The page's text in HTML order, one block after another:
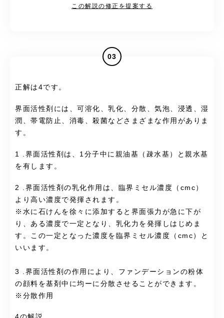
この解説の修正を提案する
03
正解は4です。
界面活性剤には、可溶化、乳化、分散、気泡、浸透、湿
潤、帯電防止、消毒、殺菌などさまざまな作用がありま
す。
1 .界面活性剤は、1分子中に親油基（疎水基）と親水基
を有します。
2 .界面活性剤の乳化作用は、臨界ミセル濃度（cmc）
より高い濃度で発揮されます。
※ 水に石けんを徐々に添加すると界面張力が急に下が
り、ある濃度で一定となり、乳化力を発揮しはじめま
す。
この一定となった濃度を臨界ミセル濃度（cmc）と
いいます。
3 .界面活性剤の作用により、ファンデーションの粉体
の顔料を基剤中に均ーに分散させることができます。
※ 分散作用